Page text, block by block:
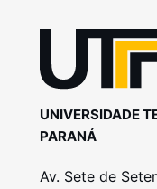
UNIVERSIDADE
PARANÁ
Av. Sete de